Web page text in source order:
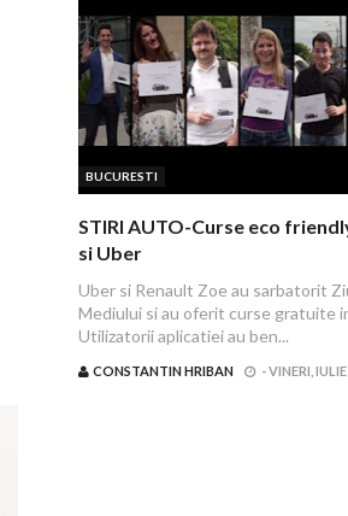
BUCURESTI
STIRI AUTO-Curse eco
si Uber
Uber si Renault Zoe au sarbatorit
Mediului si au oferit curse gratuite
Utilizatorii aplicatiei au ben...
CONSTANTIN HRIBAN -VINERI,